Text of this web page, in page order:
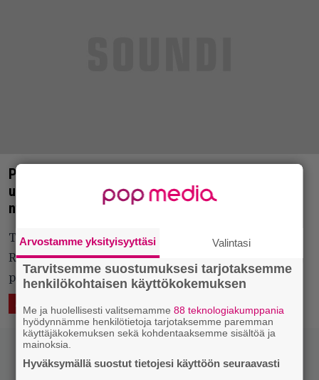
Pitkän kaavan mukaan – lähes 30
uutuuskappaletta lisättynä viikon 8 Parasta juuri
nyt -listalle
Tarjolla Timo Rautiaista & Trio Niskalaukausta,
Ridea, Spoonia, Delay Treesiä ynnä. Mukana myös
pari erittäinkin lupaavaa tulokasta.
ÄÄNTÄ
Arvostamme yksityisyyttäsi Valintasi
Tarvitsemme suostumuksesi tarjotaksemme
henkilökohtaisen käyttökokemuksen
Me ja huolellisesti valitsemamme88 teknologiakumppania
hyödynnämme henkilötietoja tarjotaksemme paremman
käyttäjäkokemuksen sekä kohdentaaksemme sisältöä ja
mainoksia.
Hyväksymällä suostut tietojesi käyttöön seuraavasti